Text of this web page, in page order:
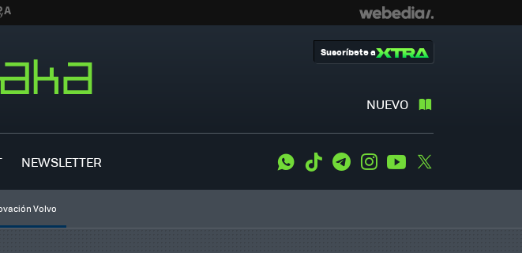
NUEVO
Suscríbete a
NEWSLETTER WhatsApp
Tiktok TelegramInstagramYoutube
Volvo